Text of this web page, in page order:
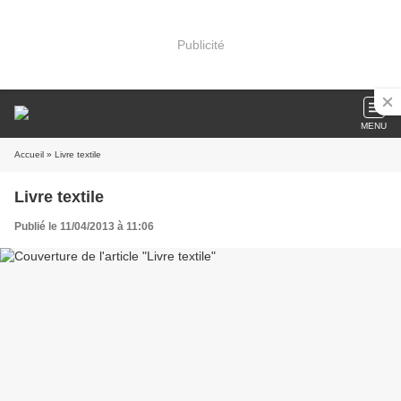
Publicité
MENU
Accueil » Livre textile
Livre textile
Publié le 11/04/2013 à 11:06